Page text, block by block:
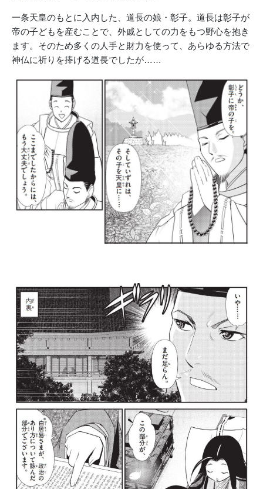
一条天皇のもとに入内した、道長の娘・彰子。道長は彰子が
帝の子どもを産むことで、外戚としての力をもつ野心を抱き
ます。そのため多くの人手と財力を使って、あらゆる方法で
神仏に祈りを捧げる道長でしたが……